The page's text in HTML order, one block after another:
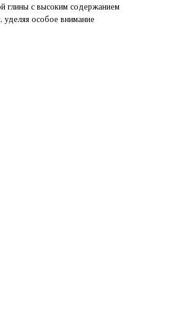
глины с высоким содержанием
уделяя особое внимание